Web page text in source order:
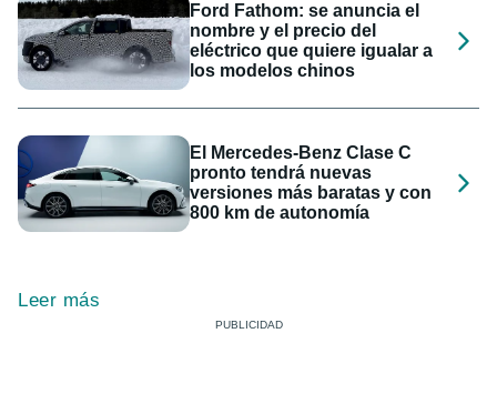
Ford Fathom: se anuncia el
nombre y el precio del
eléctrico que quiere igualar a
los modelos chinos
El Mercedes-Benz Clase C
pronto tendrá nuevas
versiones más baratas y con
800 km de autonomía
Leer más